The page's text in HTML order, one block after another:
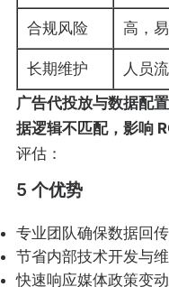
合规风险 高，
长期维护 人员
广告代投放与数据配
据逻辑不匹配，影响
评估：
5 个优势
专业团队确保数据回
节省内部技术开发与
快速响应媒体政策变